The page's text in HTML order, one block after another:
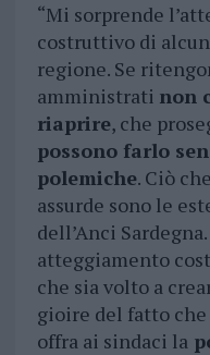
“Mi sorprende
costruttivo di
regione. Se
amministrati non
riaprire, che
possono farlo
polemiche. Ciò
assurde sono le
dell’Anci
atteggiamento
che sia volto a
gioire del fatto
offra ai sindaci la